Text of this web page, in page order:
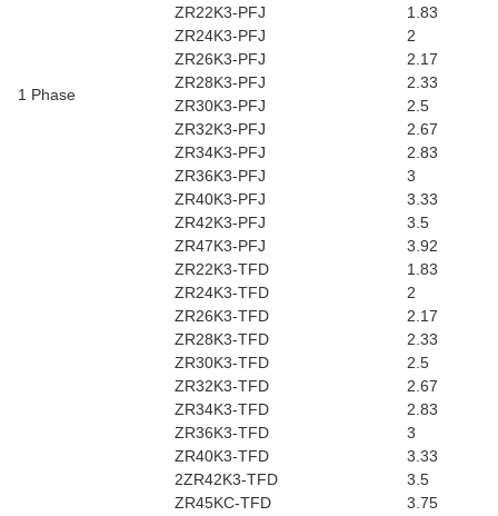
1 Phase
ZR22K3-PFJ
1.83
ZR24K3-PFJ
2
ZR26K3-PFJ
2.17
ZR28K3-PFJ
2.33
ZR30K3-PFJ
2.5
ZR32K3-PFJ
2.67
ZR34K3-PFJ
2.83
ZR36K3-PFJ
3
ZR40K3-PFJ
3.33
ZR42K3-PFJ
3.5
ZR47K3-PFJ
3.92
ZR22K3-TFD
1.83
ZR24K3-TFD
2
ZR26K3-TFD
2.17
ZR28K3-TFD
2.33
ZR30K3-TFD
2.5
ZR32K3-TFD
2.67
ZR34K3-TFD
2.83
ZR36K3-TFD
3
ZR40K3-TFD
3.33
2ZR42K3-TFD
3.5
ZR45KC-TFD
3.75